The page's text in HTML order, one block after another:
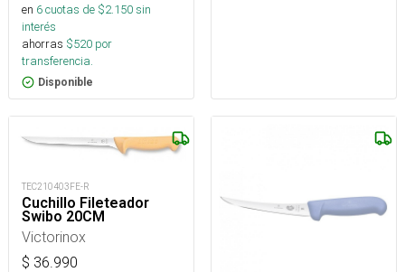
en 6cuotas de $2.150sin
interés
ahorras $520 por
transferencia.
Disponible
TEC210403FE-R
Cuchillo Fileteador
Swibo 20CM
Victorinox
$ 36.990